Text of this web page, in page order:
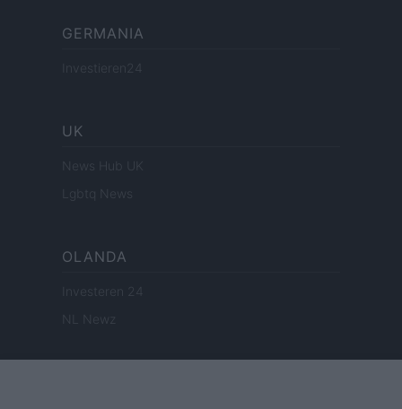
GERMANIA
Investieren24
UK
News Hub UK
Lgbtq News
OLANDA
Investeren 24
NL Newz